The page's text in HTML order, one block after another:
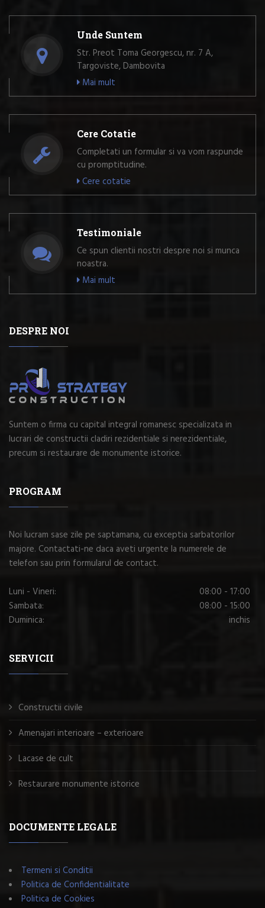
Unde Suntem
Str. Preot Toma Georgescu, nr. 7 A,
Targoviste, Dambovita
Mai mult
Cere Cotatie
Completati un formular si va vom raspunde
cu promptitudine.
Cere cotatie
Testimoniale
Ce spun clientii nostri despre noi si munca
noastra.
Mai mult
DESPRE NOI
Suntem o firma cu capital integral romanesc specializata in
lucrari de constructii cladiri rezidentiale si nerezidentiale,
precum si restaurare de monumente istorice.
PROGRAM
Noi lucram sase zile pe saptamana, cu exceptia sarbatorilor
majore. Contactati-ne daca aveti urgente la numerele de
telefon sau prin formularul de contact.
Luni - Vineri:
08:00 - 17:00
Sambata:
08:00 - 15:00
Duminica:
inchis
SERVICII
Constructii civile
Amenajari interioare – exterioare
Lacase de cult
Restaurare monumente istorice
DOCUMENTE LEGALE
Termeni si Conditii
Politica de Confidentialitate
Politica de Cookies